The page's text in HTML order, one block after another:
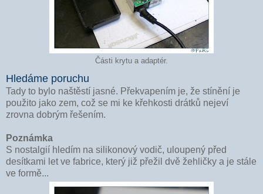
Části krytu a adaptér.
Hledáme poruchu
Tady to bylo naštěstí jasné. Překvapením je, že stínění je
použito jako zem, což se mi ke křehkosti drátků nejeví
zrovna dobrým řešením.
Poznámka
S nostalgií hledím na silikonový vodič, uloupený před
desítkami let ve fabrice, který již přežil dvě žehličky a je stále
ve formě...